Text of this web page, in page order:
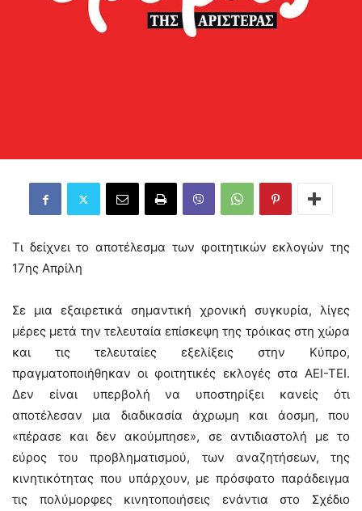
Τι δείχνει το αποτέλεσμα των φοιτητικών εκλογών της
17ης Απρίλη
Σε μια εξαιρετικά σημαντική χρονική συγκυρία, λίγες
μέρες μετά την τελευταία επίσκεψη της τρόικας στη χώρα
και τις τελευταίες εξελίξεις στην Κύπρο,
πραγματοποιήθηκαν οι φοιτητικές εκλογές στα ΑΕΙ-ΤΕΙ.
Δεν είναι υπερβολή να υποστηρίξει κανείς ότι
αποτέλεσαν μια διαδικασία άχρωμη και άοσμη, που
«πέρασε και δεν ακούμπησε», σε αντιδιαστολή με το
εύρος του προβληματισμού, των αναζητήσεων, της
κινητικότητας που υπάρχουν, με πρόσφατο παράδειγμα
τις πολύμορφες κινητοποιήσεις ενάντια στο Σχέδιο